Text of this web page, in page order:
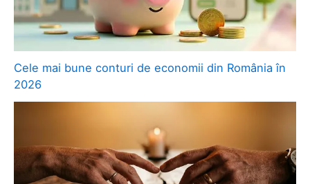
Cele mai bune conturi de economii din România în
2026